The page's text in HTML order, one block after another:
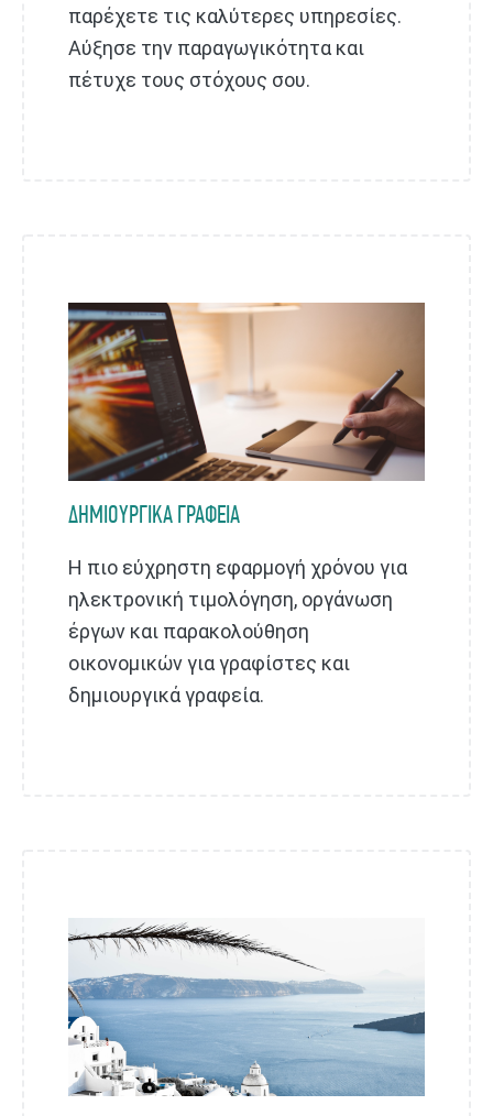
παρέχετε τις καλύτερες υπηρεσίες.
Αύξησε την παραγωγικότητα και
πέτυχε τους στόχους σου.
ΔΗΜΙΟΥΡΓΙΚΑ ΓΡΑΦΕΙΑ
Η πιο εύχρηστη εφαρμογή χρόνου για
ηλεκτρονική τιμολόγηση, οργάνωση
έργων και παρακολούθηση
οικονομικών για γραφίστες και
δημιουργικά γραφεία.